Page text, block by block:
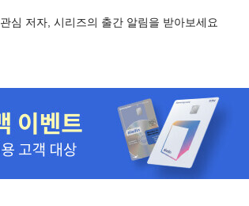
관심 저자, 시리즈의 출간 알림을 받아보세요